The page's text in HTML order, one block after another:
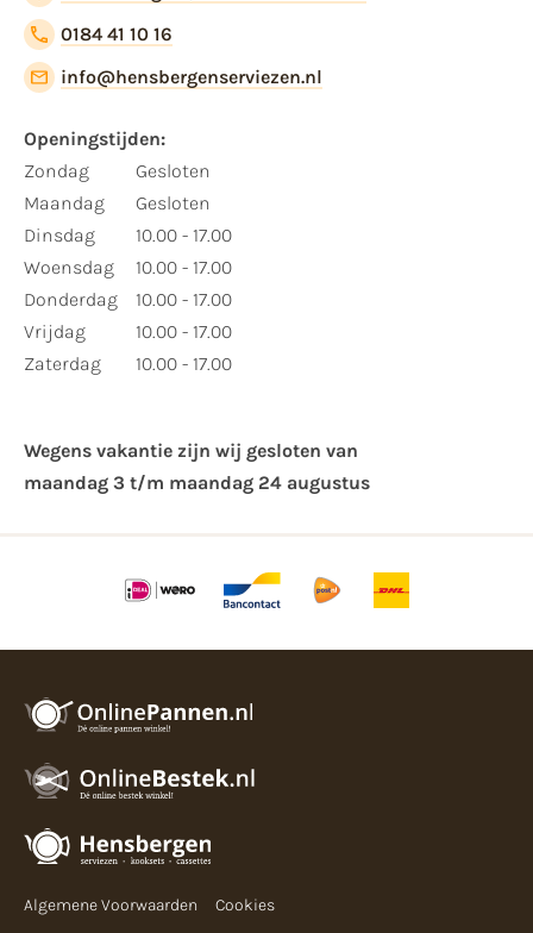
0184 41 10 16
info@hensbergenserviezen.nl
Openingstijden:
Zondag
Maandag
Dinsdag
Woensdag
Donderdag
Vrijdag
Zaterdag
Gesloten
Gesloten
10.00 - 17.00
10.00 - 17.00
10.00 - 17.00
10.00 - 17.00
10.00 - 17.00
Wegens vakantie zijn wij gesloten van ​
maandag 3 t/m maandag 24 augustus
Algemene Voorwaarden Cookies